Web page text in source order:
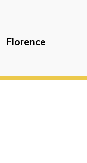
Florence